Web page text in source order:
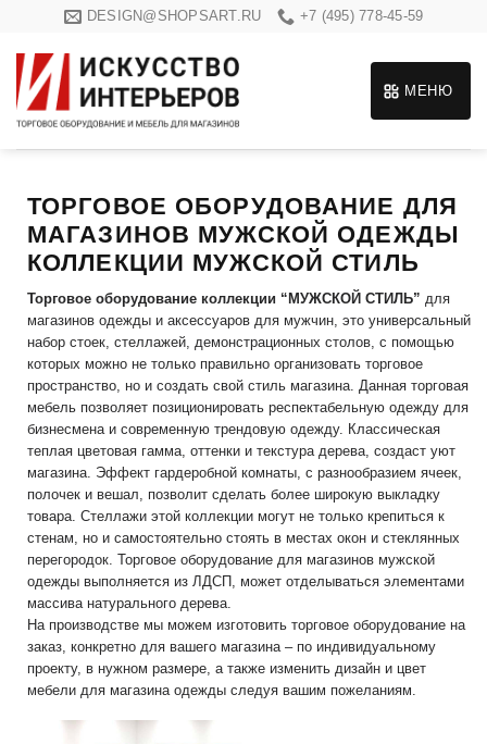
content
DESIGN@SHOPSART.RU +7 (495) 778-45-59
МЕНЮ
ТОРГОВОЕ ОБОРУДОВАНИЕ ДЛЯ
МАГАЗИНОВ МУЖСКОЙ ОДЕЖДЫ
КОЛЛЕКЦИИ МУЖСКОЙ СТИЛЬ
Торговое оборудование коллекции “МУЖСКОЙ СТИЛЬ” для
магазинов одежды и аксессуаров для мужчин, это универсальный
набор стоек, стеллажей, демонстрационных столов, с помощью
которых можно не только правильно организовать торговое
пространство, но и создать свой стиль магазина. Данная торговая
мебель позволяет позиционировать респектабельную одежду для
бизнесмена и современную трендовую одежду. Классическая
теплая цветовая гамма, оттенки и текстура дерева, создаст уют
магазина. Эффект гардеробной комнаты, с разнообразием ячеек,
полочек и вешал, позволит сделать более широкую выкладку
товара. Стеллажи этой коллекции могут не только крепиться к
стенам, но и самостоятельно стоять в местах окон и стеклянных
перегородок. Торговое оборудование для магазинов мужской
одежды выполняется из ЛДСП, может отделываться элементами
массива натурального дерева.
На производстве мы можем изготовить торговое оборудование на
заказ, конкретно для вашего магазина – по индивидуальному
проекту, в нужном размере, а также изменить дизайн и цвет
мебели для магазина одежды следуя вашим пожеланиям.